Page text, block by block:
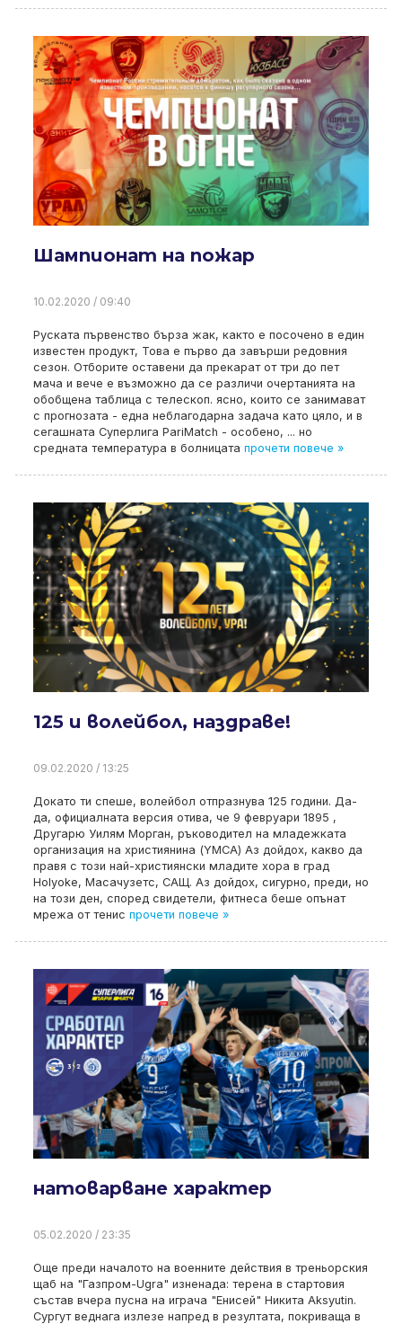
Шампионат на пожар
10.02.2020 / 09:40
Руската първенство бърза жак, както е посочено в един
известен продукт, Това е първо да завърши редовния
сезон. Отборите оставени да прекарат от три до пет
мача и вече е възможно да се различи очертанията на
обобщена таблица с телескоп. ясно, които се занимават
с прогнозата - една неблагодарна задача като цяло, и в
сегашната Суперлига PariMatch - особено, ... но
средната температура в болницата прочети повече »
125 и волейбол, наздраве!
09.02.2020 / 13:25
Докато ти спеше, волейбол отпразнува 125 години. Да-
да, официалната версия отива, че 9 февруари 1895 ,
Другарю Уилям Морган, ръководител на младежката
организация на християнина (YMCA) Аз дойдох, какво да
правя с този най-християнски младите хора в град
Holyoke, Масачузетс, САЩ. Аз дойдох, сигурно, преди, но
на този ден, според свидетели, фитнеса беше опънат
мрежа от тенис прочети повече »
натоварване характер
05.02.2020 / 23:35
Още преди началото на военните действия в треньорския
щаб на "Газпром-Ugra" изненада: терена в стартовия
състав вчера пусна на играча "Енисей" Никита Aksyutin.
Сургут веднага излезе напред в резултата, покриваща в